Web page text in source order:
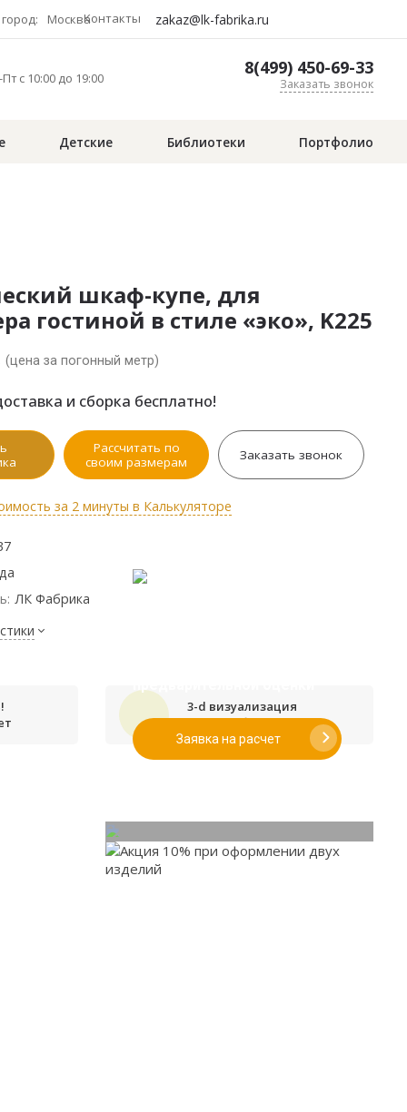
Москва zakaz@lk-fabrika.ru
с 10:00 до 19:00 8(499) 450-69-33
Заказать звонок
Контакты
Детские Библиотеки Портфолио
шкаф-купе, для
гостиной в стиле «эко», K225
(цена за погонный метр)
и сборка бесплатно!
Рассчитать по
своим размерам
Заказать звонок
за 2 минуты в Калькуляторе
ЛК Фабрика
3-d визуализация
проекта бесплатно
Заявка на расчет